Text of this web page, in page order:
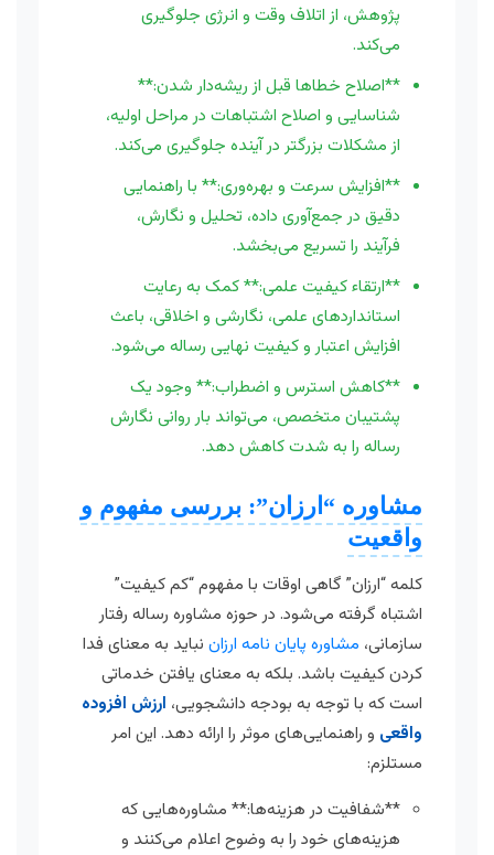
پژوهش، از اتلاف وقت و انرژی جلوگیری
می‌کند.
**اصلاح خطاها قبل از ریشه‌دار شدن:**
شناسایی و اصلاح اشتباهات در مراحل اولیه،
از مشکلات بزرگتر در آینده جلوگیری می‌کند.
**افزایش سرعت و بهره‌وری:** با راهنمایی
دقیق در جمع‌آوری داده، تحلیل و نگارش،
فرآیند را تسریع می‌بخشد.
**ارتقاء کیفیت علمی:** کمک به رعایت
استانداردهای علمی، نگارشی و اخلاقی، باعث
افزایش اعتبار و کیفیت نهایی رساله می‌شود.
**کاهش استرس و اضطراب:** وجود یک
پشتیبان متخصص، می‌تواند بار روانی نگارش
رساله را به شدت کاهش دهد.
مشاوره “ارزان”: بررسی مفهوم و
واقعیت
کلمه “ارزان” گاهی اوقات با مفهوم “کم کیفیت”
اشتباه گرفته می‌شود. در حوزه مشاوره رساله رفتار
سازمانی، مشاوره پایان نامه ارزان نباید به معنای فدا
کردن کیفیت باشد. بلکه به معنای یافتن خدماتی
است که با توجه به بودجه دانشجویی، ارزش افزوده
واقعی و راهنمایی‌های موثر را ارائه دهد. این امر
مستلزم:
**شفافیت در هزینه‌ها:** مشاوره‌هایی که
هزینه‌های خود را به وضوح اعلام می‌کنند و